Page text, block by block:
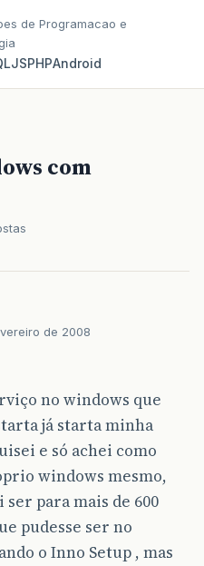
de Programacao e
JSPHPAndroid
com
de 2008
no windows que
já starta minha
e só achei como
windows mesmo,
para mais de 600
pudesse ser no
o Inno Setup , mas